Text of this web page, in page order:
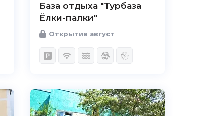
База отдыха "Турбаза
Ёлки-палки"
Открытие август
4.7